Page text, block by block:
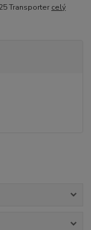
Transporter celý